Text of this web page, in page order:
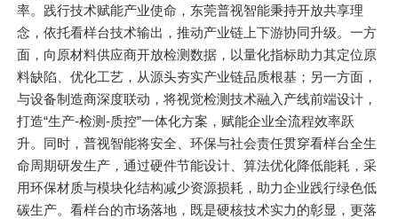
率。践行技术赋能产业使命，东莞普视智能秉持开放共享理
念，依托看样台技术输出，推动产业链上下游协同升级。一方
面，向原材料供应商开放检测数据，以量化指标助力其定位原
料缺陷、优化工艺，从源头夯实产业链品质根基；另一方面，
与设备制造商深度联动，将视觉检测技术融入产线前端设计，
打造“生产-检测-质控”一体化方案，赋能企业全流程效率跃
升。同时，普视智能将安全、环保与社会责任贯穿看样台全生
命周期研发生产，通过硬件节能设计、算法优化降低能耗，采
用环保材质与模块化结构减少资源损耗，助力企业践行绿色低
碳生产。看样台的市场落地，既是硬核技术实力的彰显，更落